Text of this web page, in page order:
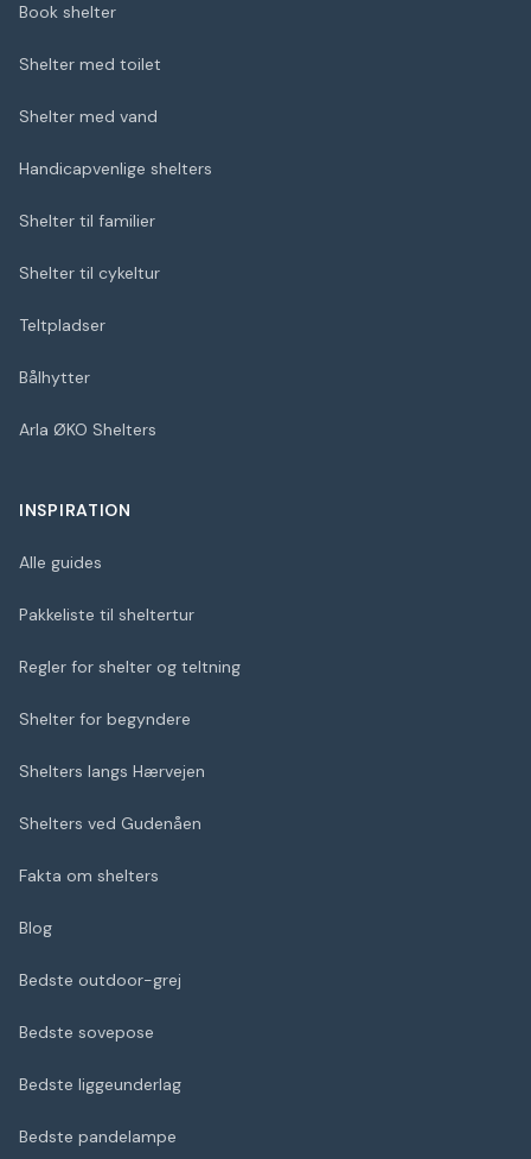
Book shelter
Shelter med toilet
Shelter med vand
Handicapvenlige shelters
Shelter til familier
Shelter til cykeltur
Teltpladser
Bålhytter
Arla ØKO Shelters
INSPIRATION
Alle guides
Pakkeliste til sheltertur
Regler for shelter og teltning
Shelter for begyndere
Shelters langs Hærvejen
Shelters ved Gudenåen
Fakta om shelters
Blog
Bedste outdoor-grej
Bedste sovepose
Bedste liggeunderlag
Bedste pandelampe